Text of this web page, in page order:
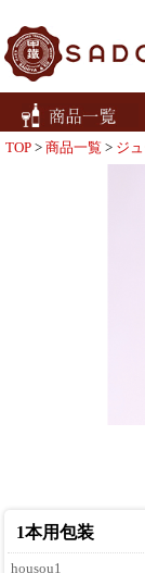
TOP > 商品一覧 > ジ
1本用包装
housou1